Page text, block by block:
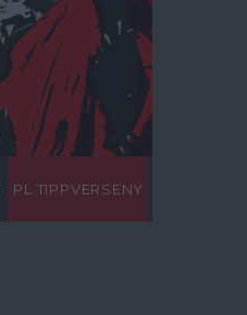
PL TIPPVERSENY